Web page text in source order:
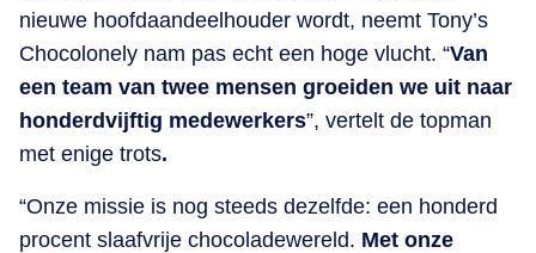
nieuwe hoofdaandeelhouder wordt, neemt Tony’s
Chocolonely nam pas echt een hoge vlucht. “Van
een team van twee mensen groeiden we uit naar
honderdvijftig medewerkers”, vertelt de topman
met enige trots.
“Onze missie is nog steeds dezelfde: een honderd
procent slaafvrije chocoladewereld. Met onze